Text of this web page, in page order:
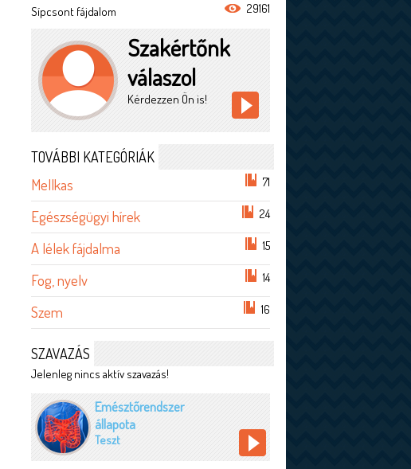
Sípcsont fájdalom
29161
Szakértőnk
válaszol
Kérdezzen Ön is!
TOVÁBBI KATEGÓRIÁK
Mellkas 71
Egészségügyi hírek 24
A lélek fájdalma 15
Fog, nyelv 14
Szem 16
SZAVAZÁS
Jelenleg nincs aktív szavazás!
Emésztőrendszer
állapota
Teszt